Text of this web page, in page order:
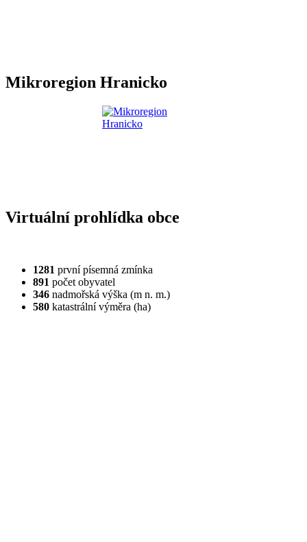
Mikroregion Hranicko
Virtuální prohlídka obce
1281 první písemná zmínka
891 počet obyvatel
346 nadmořská výška (m n. m.)
580 katastrální výměra (ha)